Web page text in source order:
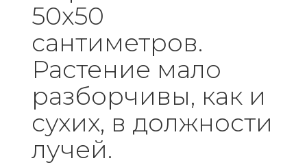
50х50
сантиметров.
Растение мало
разборчивы, как и
сухих, в должности
лучей.